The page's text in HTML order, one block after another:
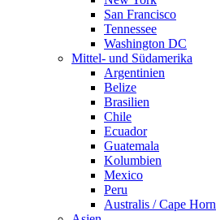
San Francisco
Tennessee
Washington DC
Mittel- und Südamerika
Argentinien
Belize
Brasilien
Chile
Ecuador
Guatemala
Kolumbien
Mexico
Peru
Australis / Cape Horn